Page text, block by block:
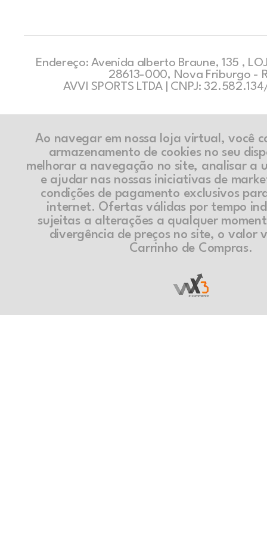
Endereço: Avenida alberto Braune, 135 ,
28613-000, Nova Friburgo -
AVVI SPORTS LTDA | CNPJ:
Ao navegar em nossa loja virtual, você
armazenamento de cookies no seu
melhorar a navegação no site, analisar a
e ajudar nas nossas iniciativas de
condições de pagamento exclusivos
internet. Ofertas válidas por tempo
sujeitas a alterações a qualquer
divergência de preços no site, o valor
Carrinho de Compras.